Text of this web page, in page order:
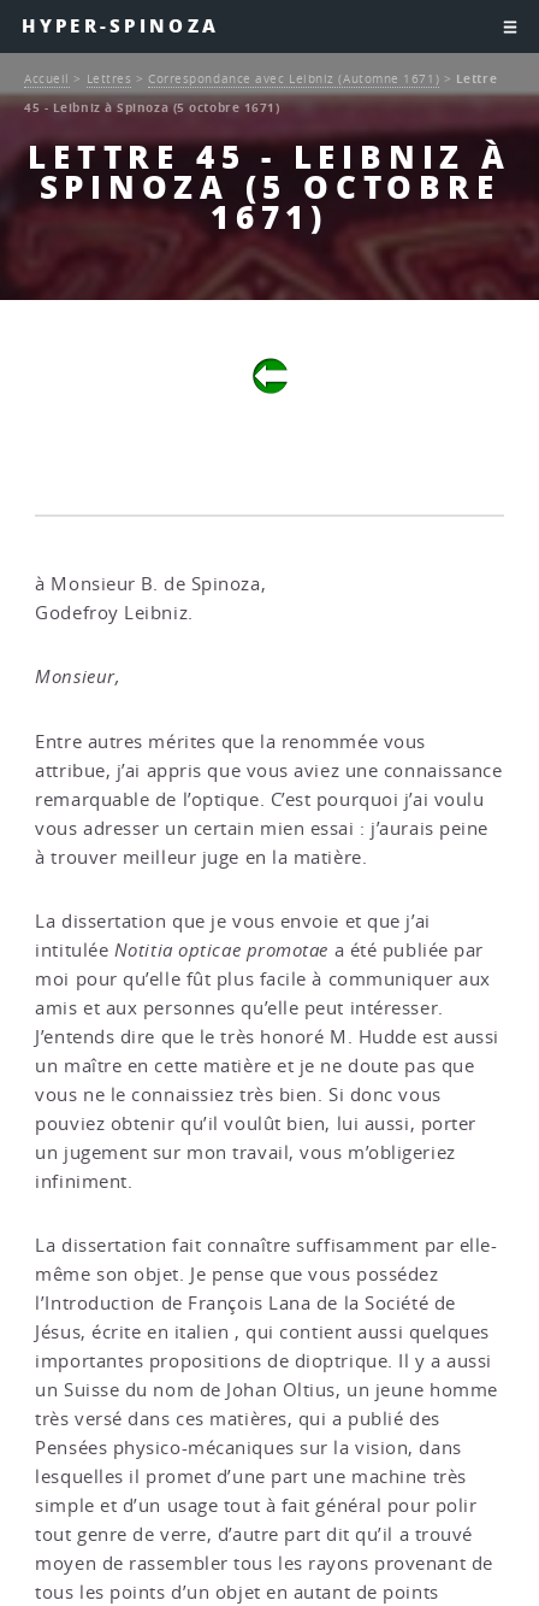
HYPER-SPINOZA
LETTRE 45 - LEIBNIZ À
SPINOZA (5 OCTOBRE
1671)
Accueil > Lettres > Correspondance avec Leibniz (Automne 1671) > Lettre
45 - Leibniz à Spinoza (5 octobre 1671)
à Monsieur B. de Spinoza,
Godefroy Leibniz.
Monsieur,
Entre autres mérites que la renommée vous
attribue, j’ai appris que vous aviez une connaissance
remarquable de l’optique. C’est pourquoi j’ai voulu
vous adresser un certain mien essai : j’aurais peine
à trouver meilleur juge en la matière.
La dissertation que je vous envoie et que j’ai
intitulée Notitia opticae promotae a été publiée par
moi pour qu’elle fût plus facile à communiquer aux
amis et aux personnes qu’elle peut intéresser.
J’entends dire que le très honoré M. Hudde est aussi
un maître en cette matière et je ne doute pas que
vous ne le connaissiez très bien. Si donc vous
pouviez obtenir qu’il voulût bien, lui aussi, porter
un jugement sur mon travail, vous m’obligeriez
infiniment.
La dissertation fait connaître suffisamment par elle-
même son objet. Je pense que vous possédez
l’Introduction de François Lana de la Société de
Jésus, écrite en italien , qui contient aussi quelques
importantes propositions de dioptrique. Il y a aussi
un Suisse du nom de Johan Oltius, un jeune homme
très versé dans ces matières, qui a publié des
Pensées physico-mécaniques sur la vision, dans
lesquelles il promet d’une part une machine très
simple et d’un usage tout à fait général pour polir
tout genre de verre, d’autre part dit qu’il a trouvé
moyen de rassembler tous les rayons provenant de
tous les points d’un objet en autant de points